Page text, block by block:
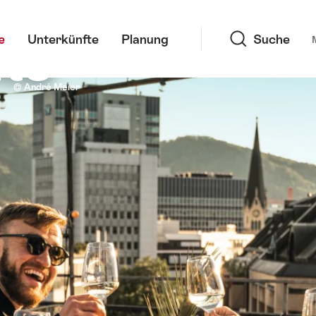
Unterkünfte Planung Suche
© André Meier